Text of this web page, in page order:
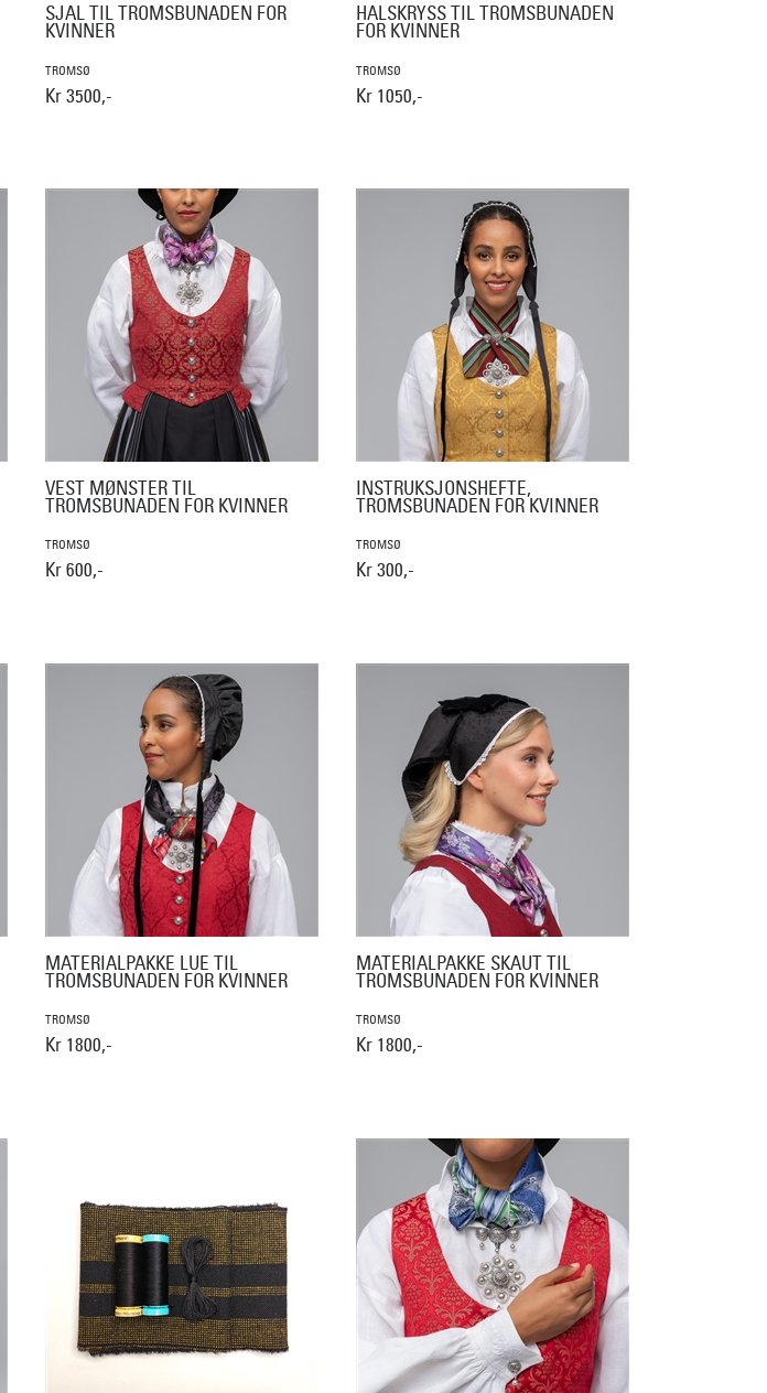
SJAL TIL TROMSBUNADEN FOR
KVINNER
TROMSØ
Kr 3500,-
HALSKRYSS TIL TROMSBUNADEN
FOR KVINNER
TROMSØ
Kr 1050,-
VEST MØNSTER TIL
TROMSBUNADEN FOR KVINNER
TROMSØ
Kr 600,-
INSTRUKSJONSHEFTE,
TROMSBUNADEN FOR KVINNER
TROMSØ
Kr 300,-
MATERIALPAKKE LUE TIL
TROMSBUNADEN FOR KVINNER
TROMSØ
Kr 1800,-
MATERIALPAKKE SKAUT TIL
TROMSBUNADEN FOR KVINNER
TROMSØ
Kr 1800,-